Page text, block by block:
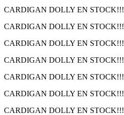
CARDIGAN DOLLY EN STOCK!!!
CARDIGAN DOLLY EN STOCK!!!
CARDIGAN DOLLY EN STOCK!!!
CARDIGAN DOLLY EN STOCK!!!
CARDIGAN DOLLY EN STOCK!!!
CARDIGAN DOLLY EN STOCK!!!
CARDIGAN DOLLY EN STOCK!!!